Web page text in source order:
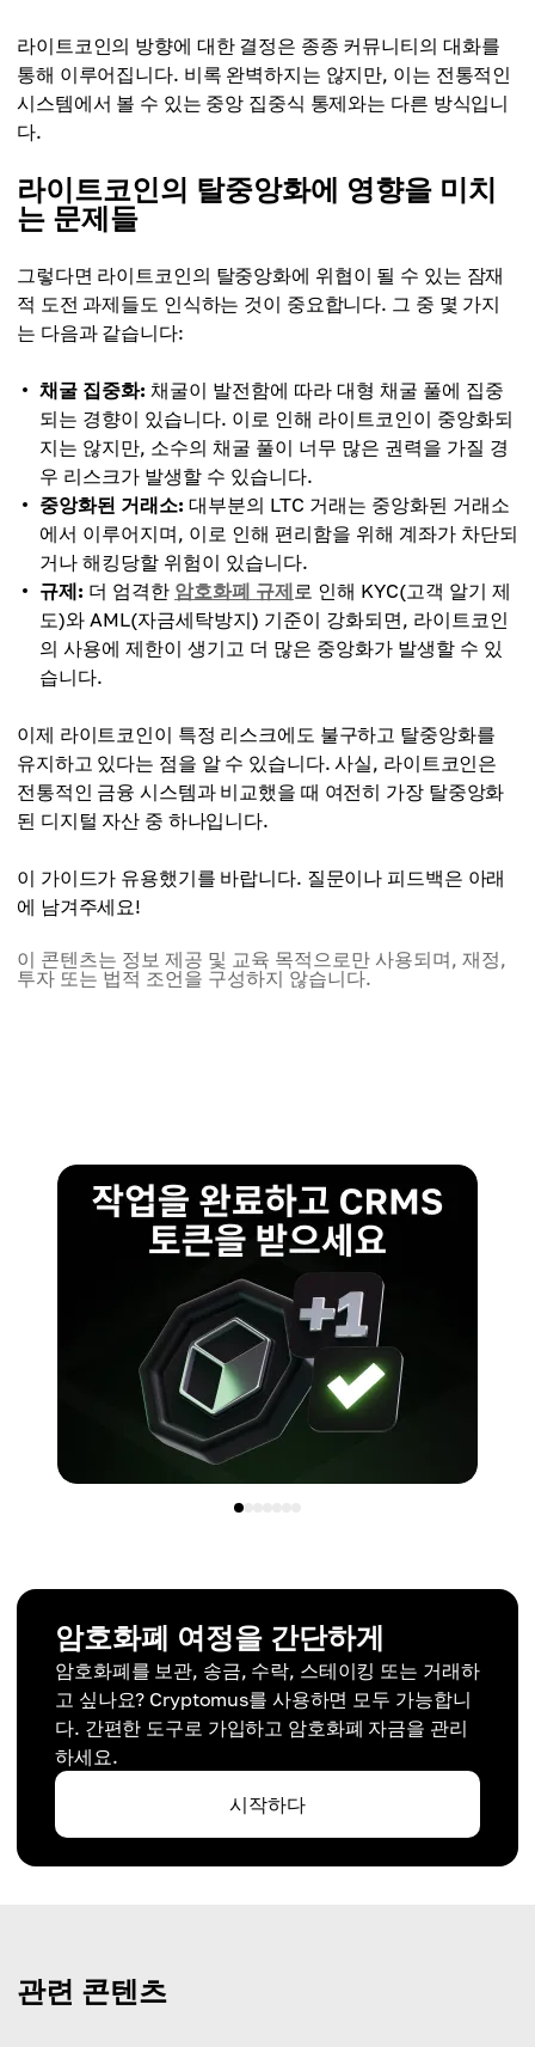
라이트코인의 방향에 대한 결정은 종종 커뮤니티의 대화를
통해 이루어집니다. 비록 완벽하지는 않지만, 이는 전통적인
시스템에서 볼 수 있는 중앙 집중식 통제와는 다른 방식입니
다.
라이트코인의 탈중앙화에 영향을 미치
는 문제들
그렇다면 라이트코인의 탈중앙화에 위협이 될 수 있는 잠재
적 도전 과제들도 인식하는 것이 중요합니다. 그 중 몇 가지
는 다음과 같습니다:
채굴 집중화: 채굴이 발전함에 따라 대형 채굴 풀에 집중
되는 경향이 있습니다. 이로 인해 라이트코인이 중앙화되
지는 않지만, 소수의 채굴 풀이 너무 많은 권력을 가질 경
우 리스크가 발생할 수 있습니다.
중앙화된 거래소: 대부분의 LTC 거래는 중앙화된 거래소
에서 이루어지며, 이로 인해 편리함을 위해 계좌가 차단되
거나 해킹당할 위험이 있습니다.
규제: 더 엄격한 암호화폐 규제로 인해 KYC(고객 알기 제
도)와 AML(자금세탁방지) 기준이 강화되면, 라이트코인
의 사용에 제한이 생기고 더 많은 중앙화가 발생할 수 있
습니다.
이제 라이트코인이 특정 리스크에도 불구하고 탈중앙화를
유지하고 있다는 점을 알 수 있습니다. 사실, 라이트코인은
전통적인 금융 시스템과 비교했을 때 여전히 가장 탈중앙화
된 디지털 자산 중 하나입니다.
이 가이드가 유용했기를 바랍니다. 질문이나 피드백은 아래
에 남겨주세요!
이 콘텐츠는 정보 제공 및 교육 목적으로만 사용되며, 재정,
투자 또는 법적 조언을 구성하지 않습니다.
암호화폐 여정을 간단하게
암호화폐를 보관, 송금, 수락, 스테이킹 또는 거래하
고 싶나요? Cryptomus를 사용하면 모두 가능합니
다. 간편한 도구로 가입하고 암호화폐 자금을 관리
하세요.
시작하다
관련 콘텐츠